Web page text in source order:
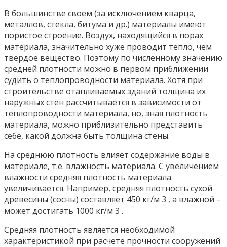
В большинстве своем (за исключением кварца,
металлов, стекла, битума и др.) материалы имеют
пористое строение. Воздух, находящийся в порах
материала, значительно хуже проводит тепло, чем
твердое вещество. Поэтому по численному значению
средней плотности можно в первом приближении
судить о теплопроводности материала. Хотя при
строительстве отапливаемых зданий толщина их
наружных стен рассчитывается в зависимости от
теплопроводности материала, но, зная плотность
материала, можно приблизительно представить
себе, какой должна быть толщина стены.
На среднюю плотность влияет содержание воды в
материале, т.е. влажность материала. С увеличением
влажности средняя плотность материала
увеличивается. Например, средняя плотность сухой
древесины (сосны) составляет 450 кг/м 3 , а влажной –
может достигать 1000 кг/м 3 .
Средняя плотность является необходимой
характеристикой при расчете прочности сооружений